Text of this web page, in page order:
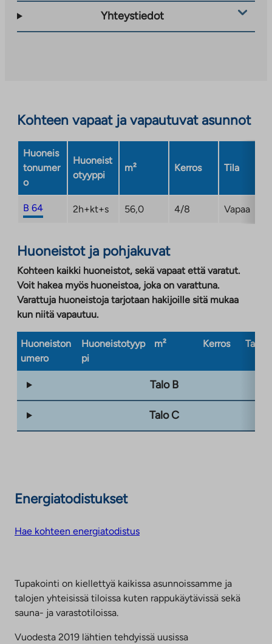
ulkopuoliseen
Yhteystiedot
Kohteen vapaat ja vapautuvat asunnot
Huoneis
tonumer
o
Huoneist
otyyppi
m² Kerros Tila
B 64 2h+kt+s 56,0 4/8 Vapaa
Huoneistot ja pohjakuvat
Kohteen kaikki huoneistot, sekä vapaat että varatut.
Voit hakea myös huoneistoa, joka on varattuna.
Varattuja huoneistoja tarjotaan hakijoille sitä mukaa
kun niitä vapautuu.
Huoneiston
umero
Huoneistotyyp
pi
m² Kerros
Talo B
Talo C
Energiatodistukset
Hae kohteen energiatodistus
Tupakointi on kiellettyä kaikissa asunnoissamme ja
talojen yhteisissä tiloissa kuten rappukäytävissä sekä
sauna- ja varastotiloissa.
Vuodesta 2019 lähtien tehdyissä uusissa